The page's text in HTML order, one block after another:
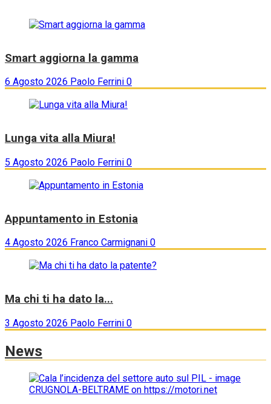
Smart aggiorna la gamma
6 Agosto 2026 Paolo Ferrini 0
Lunga vita alla Miura!
5 Agosto 2026 Paolo Ferrini 0
Appuntamento in Estonia
4 Agosto 2026 Franco Carmignani 0
Ma chi ti ha dato la...
3 Agosto 2026 Paolo Ferrini 0
News